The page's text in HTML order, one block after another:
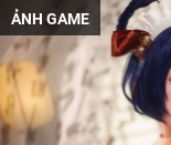
ẢNH GAME